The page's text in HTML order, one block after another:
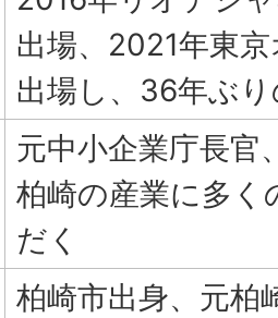
出場、2021年東
出場し、36年ぶ
元中小企業庁長官
柏崎の産業に多
だく
柏崎市出身、元柏